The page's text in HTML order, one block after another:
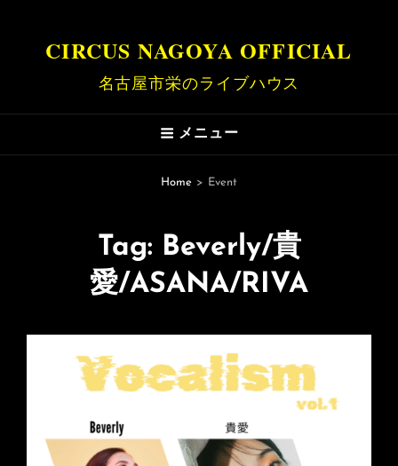
CIRCUS NAGOYA OFFICIAL
名古屋市栄のライブハウス
メニュー
Home > Event
Tag: Beverly/貴
愛/ASANA/RIVA